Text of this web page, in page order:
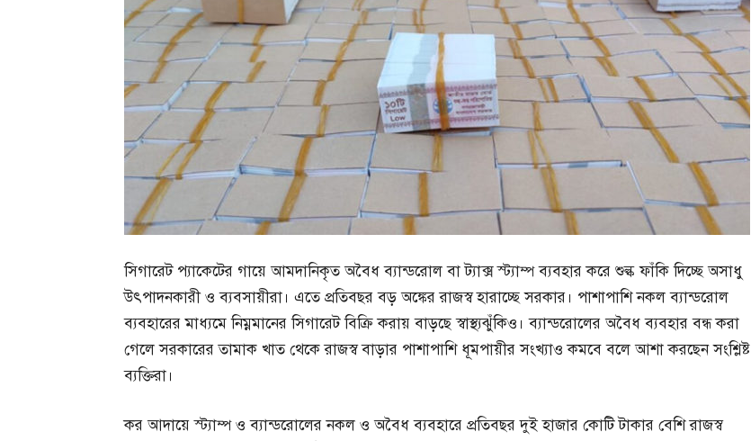
সিগারেট প্যাকেটের গায়ে আমদানিকৃত অবৈধ ব্যান্ডরোল বা ট্যাক্স স্ট্যাম্প ব্যবহার করে শুল্ক ফাঁকি দিচ্ছে অসাধু
উৎপাদনকারী ও ব্যবসায়ীরা। এতে প্রতিবছর বড় অঙ্কের রাজস্ব হারাচ্ছে সরকার। পাশাপাশি নকল ব্যান্ডরোল
ব্যবহারের মাধ্যমে নিম্নমানের সিগারেট বিক্রি করায় বাড়ছে স্বাস্থ্যঝুঁকিও। ব্যান্ডরোলের অবৈধ ব্যবহার বন্ধ করা
গেলে সরকারের তামাক খাত থেকে রাজস্ব বাড়ার পাশাপাশি ধূমপায়ীর সংখ্যাও কমবে বলে আশা করছেন সংশ্লিষ্ট
ব্যক্তিরা।
কর আদায়ে স্ট্যাম্প ও ব্যান্ডরোলের নকল ও অবৈধ ব্যবহারে প্রতিবছর দুই হাজার কোটি টাকার বেশি রাজস্ব